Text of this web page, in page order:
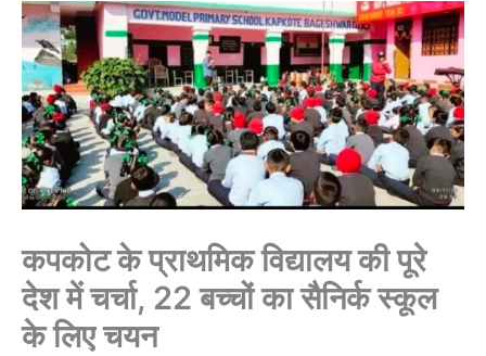
कपकोट के प्राथमिक विद्यालय की पूरे
देश में चर्चा, 22 बच्चों का सैनिर्क स्कूल
के लिए चयन